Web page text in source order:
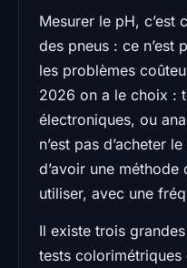
Mesurer le pH, c’est
des pneus : ce n’est
les problèmes
2026 on a le choix :
électroniques, ou
n’est pas d’acheter
d’avoir une
utiliser, avec une
Il existe trois
tests colorimétriques